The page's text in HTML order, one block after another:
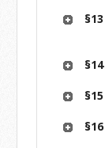
§13
§14
§15
§16